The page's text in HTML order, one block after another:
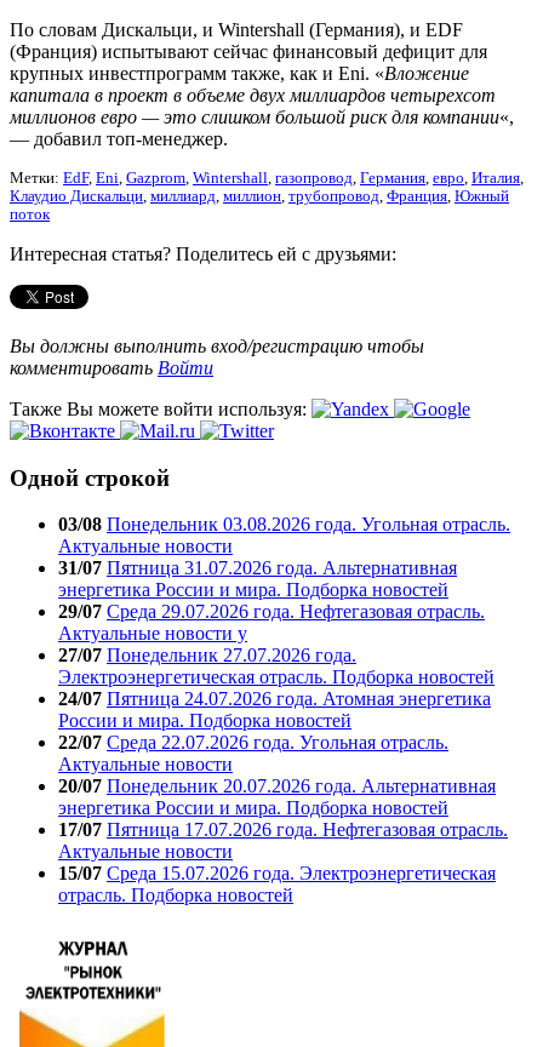
По словам Дискальци, и Wintershall (Германия), и EDF
(Франция) испытывают сейчас финансовый дефицит для
крупных инвестпрограмм также, как и Eni. «Вложение
капитала в проект в объеме двух миллиардов четырехсот
миллионов евро — это слишком большой риск для компании«,
— добавил топ-менеджер.
Метки: EdF, Eni, Gazprom, Wintershall, газопровод, Германия, евро, Италия,
Клаудио Дискальци, миллиард, миллион, трубопровод, Франция, Южный
поток
Интересная статья? Поделитесь ей с друзьями:
Вы должны выполнить вход/регистрацию чтобы
комментировать Войти
Также Вы можете войти используя:
Одной строкой
03/08 Понедельник 03.08.2026 года. Угольная отрасль.
Актуальные новости
31/07 Пятница 31.07.2026 года. Альтернативная
энергетика России и мира. Подборка новостей
29/07 Среда 29.07.2026 года. Нефтегазовая отрасль.
Актуальные новости у
27/07 Понедельник 27.07.2026 года.
Электроэнергетическая отрасль. Подборка новостей
24/07 Пятница 24.07.2026 года. Атомная энергетика
России и мира. Подборка новостей
22/07 Среда 22.07.2026 года. Угольная отрасль.
Актуальные новости
20/07 Понедельник 20.07.2026 года. Альтернативная
энергетика России и мира. Подборка новостей
17/07 Пятница 17.07.2026 года. Нефтегазовая отрасль.
Актуальные новости
15/07 Среда 15.07.2026 года. Электроэнергетическая
отрасль. Подборка новостей